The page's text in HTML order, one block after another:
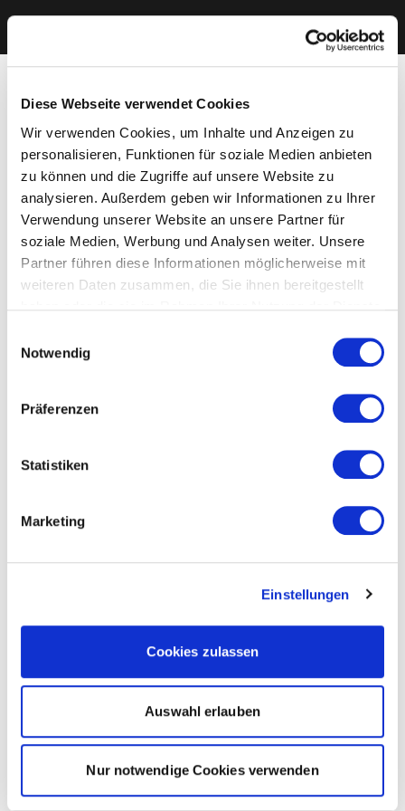
Diese Webseite verwendet Cookies
Wir verwenden Cookies, um Inhalte und Anzeigen zu
personalisieren, Funktionen für soziale Medien anbieten
zu können und die Zugriffe auf unsere Website zu
analysieren. Außerdem geben wir Informationen zu Ihrer
Verwendung unserer Website an unsere Partner für
soziale Medien, Werbung und Analysen weiter. Unsere
Partner führen diese Informationen möglicherweise mit
weiteren Daten zusammen, die Sie ihnen bereitgestellt
Cookies, wenn Sie unsere Webseite weiterhin nutzen.
Notwendig
Präferenzen
Statistiken
Marketing
Einstellungen
Cookies zulassen
Auswahl erlauben
Nur notwendige Cookies verwenden